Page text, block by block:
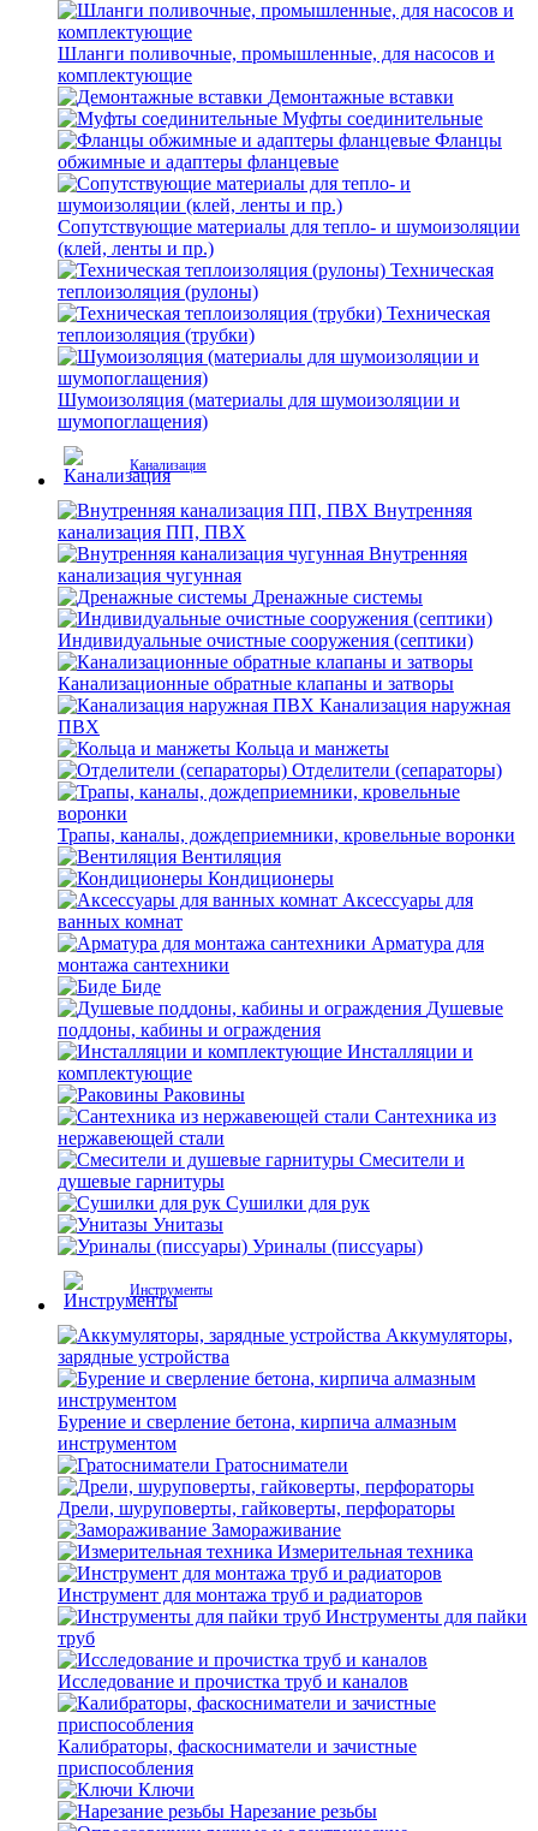
Шланги поливочные, промышленные, для насосов и
комплектующие
Демонтажные вставки
Муфты соединительные
Фланцы
обжимные и адаптеры фланцевые
Сопутствующие материалы для тепло- и шумоизоляции
(клей, ленты и пр.)
Техническая
теплоизоляция (рулоны)
Техническая
теплоизоляция (трубки)
Шумоизоляция (материалы для шумоизоляции и
шумопоглащения)
Канализация
Внутренняя
канализация ПП, ПВХ
Внутренняя
канализация чугунная
Дренажные системы
Индивидуальные очистные сооружения (септики)
Канализационные обратные клапаны и затворы
Канализация наружная
ПВХ
Кольца и манжеты
Отделители (сепараторы)
Трапы, каналы, дождеприемники, кровельные воронки
Вентиляция
Кондиционеры
Аксессуары для
ванных комнат
Арматура для
монтажа сантехники
Биде
Душевые
поддоны, кабины и ограждения
Инсталляции и
комплектующие
Раковины
Сантехника из
нержавеющей стали
Смесители и
душевые гарнитуры
Сушилки для рук
Унитазы
Уриналы (писсуары)
Инструменты
Аккумуляторы,
зарядные устройства
Бурение и сверление бетона, кирпича алмазным
инструментом
Гратосниматели
Дрели, шуруповерты, гайковерты, перфораторы
Замораживание
Измерительная техника
Инструмент для монтажа труб и радиаторов
Инструменты для пайки
труб
Исследование и прочистка труб и каналов
Калибраторы, фаскосниматели и зачистные
приспособления
Ключи
Нарезание резьбы